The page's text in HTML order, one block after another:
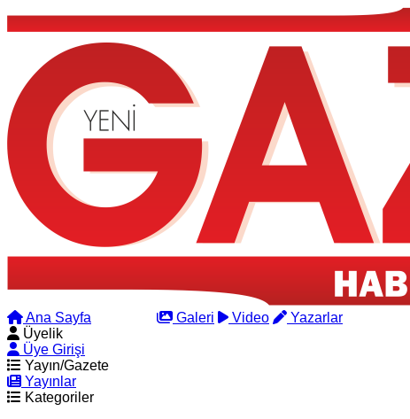
Ana Sayfa Galeri Video
Yazarlar
Üyelik
Üye Girişi
Yayın/Gazete
Yayınlar
Kategoriler